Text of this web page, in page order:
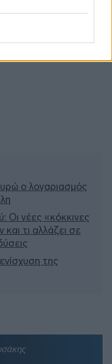
ο λογαριασμός
Οι νέες «κόκκινες
τι αλλάζει σε
της